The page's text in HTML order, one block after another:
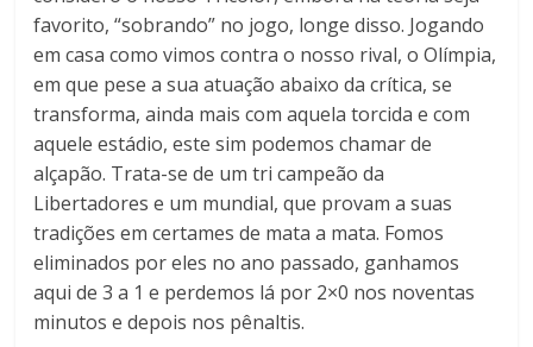
favorito, “sobrando” no jogo, longe disso. Jogando
em casa como vimos contra o nosso rival, o Olímpia,
em que pese a sua atuação abaixo da crítica, se
transforma, ainda mais com aquela torcida e com
aquele estádio, este sim podemos chamar de
alçapão. Trata-se de um tri campeão da
Libertadores e um mundial, que provam a suas
tradições em certames de mata a mata. Fomos
eliminados por eles no ano passado, ganhamos
aqui de 3 a 1 e perdemos lá por 2×0 nos noventas
minutos e depois nos pênaltis.